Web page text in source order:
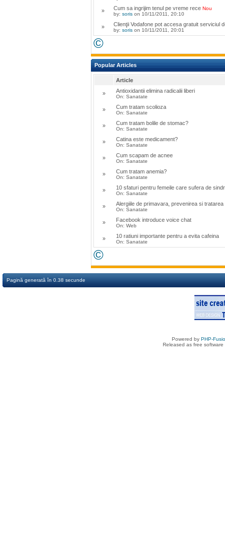
» Cum sa ingrijim tenul pe vreme rece Nou
by: soris on 10/11/2011, 20:10
» Clienţii Vodafone pot accesa gratuit serviciul
by: soris on 10/11/2011, 20:01
©
Popular Articles
Article
» Antioxidantii elimina radicalii liberi
On: Sanatate
» Cum tratam scolioza
On: Sanatate
» Cum tratam bolile de stomac?
On: Sanatate
» Catina este medicament?
On: Sanatate
» Cum scapam de acnee
On: Sanatate
» Cum tratam anemia?
On: Sanatate
» 10 sfaturi pentru femeile care sufera de
On: Sanatate
» Alergiile de primavara, prevenirea si
On: Sanatate
» Facebook introduce voice chat
On: Web
» 10 ratiuni importante pentru a evita cafeina
On: Sanatate
©
Pagină generată în 0.38 secunde
Powered by PHP-
Released as free